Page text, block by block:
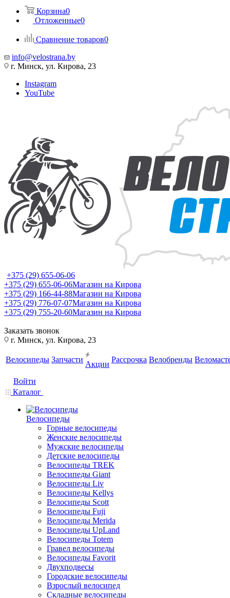
Корзина0
Отложенные0
Сравнение товаров0
info@velostrana.by
г. Минск, ул. Кирова, 23
Instagram
YouTube
+375 (29) 655-06-06
+375 (29) 655-06-06Магазин на Кирова
+375 (29) 166-44-88Магазин на Кирова
+375 (29) 776-07-07Магазин на Кирова
+375 (29) 755-20-60Магазин на Кирова
Заказать звонок
г. Минск, ул. Кирова, 23
Велосипеды Запчасти
Акции
Рассрочка Велобренды
Войти
Каталог
Велосипеды
Горные велосипеды
Женские велосипеды
Мужские велосипеды
Детские велосипеды
Велосипеды TREK
Велосипеды Giant
Велосипеды Liv
Велосипеды Kellys
Велосипеды Scott
Велосипеды Fuji
Велосипеды Merida
Велосипеды UpLand
Велосипеды Totem
Гравел велосипеды
Велосипеды Favorit
Двухподвесы
Городские велосипеды
Взрослый велосипед
Складные велосипеды